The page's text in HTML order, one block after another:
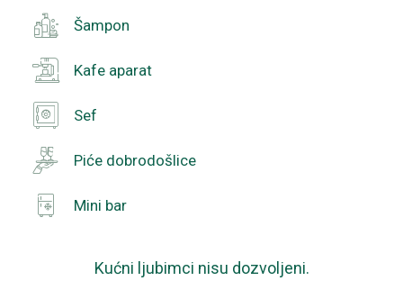
Šampon
Kafe aparat
Sef
Piće dobrodošlice
Mini bar
Kućni ljubimci nisu dozvoljeni.